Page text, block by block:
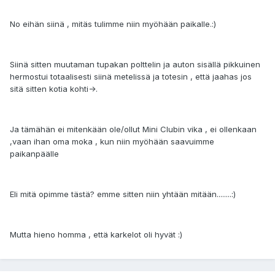
No eihän siinä , mitäs tulimme niin myöhään paikalle.:)
Siinä sitten muutaman tupakan polttelin ja auton sisällä pikkuinen
hermostui totaalisesti siinä metelissä ja totesin , että jaahas jos
sitä sitten kotia kohti->.
Ja tämähän ei mitenkään ole/ollut Mini Clubin vika , ei ollenkaan
,vaan ihan oma moka , kun niin myöhään saavuimme
paikanpäälle
Eli mitä opimme tästä? emme sitten niin yhtään mitään........:)
Mutta hieno homma , että karkelot oli hyvät :)